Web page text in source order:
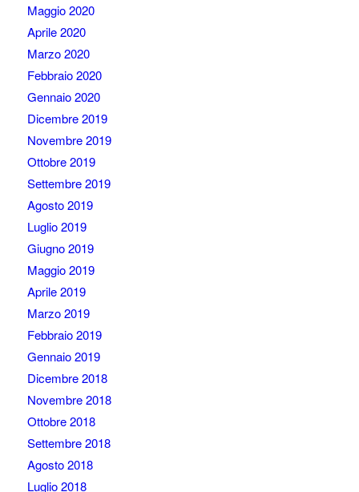
Maggio 2020
Aprile 2020
Marzo 2020
Febbraio 2020
Gennaio 2020
Dicembre 2019
Novembre 2019
Ottobre 2019
Settembre 2019
Agosto 2019
Luglio 2019
Giugno 2019
Maggio 2019
Aprile 2019
Marzo 2019
Febbraio 2019
Gennaio 2019
Dicembre 2018
Novembre 2018
Ottobre 2018
Settembre 2018
Agosto 2018
Luglio 2018